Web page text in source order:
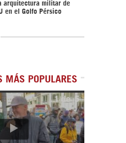
arquitectura militar de
en el Golfo Pérsico
MÁS POPULARES
1de5